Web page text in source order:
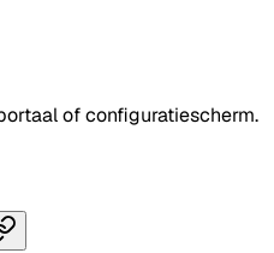
of configuratiescherm.